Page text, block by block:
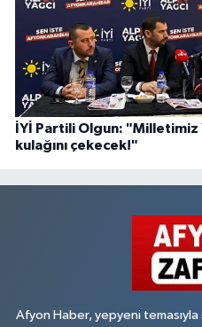
İYİ Partili Olgun:
kulağını çekecek!"
Afyon Haber, yepyeni